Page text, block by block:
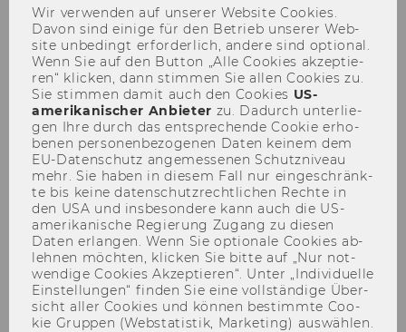
Par­ti­al So­lu­ti­on 2
Wir ver­wen­den auf un­se­rer Web­site Coo­kies.
Davon sind ei­ni­ge für den Be­trieb un­se­rer Web­
site un­be­dingt er­for­der­lich, an­de­re sind op­tio­nal.
Wenn Sie auf den But­ton „Alle Coo­kies ak­zep­tie­
ren“ kli­cken, dann stim­men Sie allen Coo­kies zu.
Sie stim­men damit auch den Coo­kies US-​
amerikanischer An­bie­ter zu. Da­durch un­ter­lie­
gen Ihre durch das ent­spre­chen­de Coo­kie er­ho­
be­nen per­so­nen­be­zo­ge­nen Daten kei­nem dem
EU-​Datenschutz an­ge­mes­se­nen Schutz­ni­veau
mehr. Sie haben in die­sem Fall nur ein­ge­schränk­
te bis keine da­ten­schutz­recht­li­chen Rech­te in
den USA und ins­be­son­de­re kann auch die US-​
amerikanische Re­gie­rung Zu­gang zu die­sen
Daten er­lan­gen. Wenn Sie op­tio­na­le Coo­kies ab­
leh­nen möch­ten, kli­cken Sie bitte auf „Nur not­
wen­di­ge Coo­kies Ak­zep­tie­ren“. Unter „In­di­vi­du­el­le
Ein­stel­lun­gen“ fin­den Sie eine voll­stän­di­ge Über­
sicht aller Coo­kies und kön­nen be­stimm­te Coo­
kie Grup­pen (Web­sta­tis­tik, Mar­ke­ting) aus­wäh­len.